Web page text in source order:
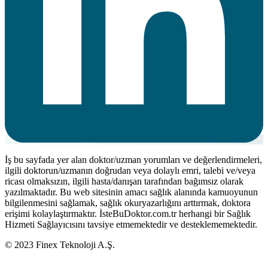
İş bu sayfada yer alan doktor/uzman yorumları ve değerlendirmeleri,
ilgili doktorun/uzmanın doğrudan veya dolaylı emri, talebi ve/veya
ricası olmaksızın, ilgili hasta/danışan tarafından bağımsız olarak
yazılmaktadır. Bu web sitesinin amacı sağlık alanında kamuoyunun
bilgilenmesini sağlamak, sağlık okuryazarlığını arttırmak, doktora
erişimi kolaylaştırmaktır. İsteBuDoktor.com.tr herhangi bir Sağlık
Hizmeti Sağlayıcısını tavsiye etmemektedir ve desteklememektedir.
© 2023 Finex Teknoloji A.Ş.